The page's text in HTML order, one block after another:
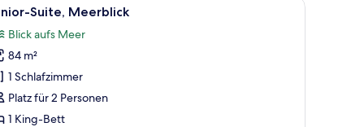
6 Suite, Meerblick
Blick aufs Meer
84 m²
1 Schlafzimmer
Platz für 2 Personen
1 King-Bett